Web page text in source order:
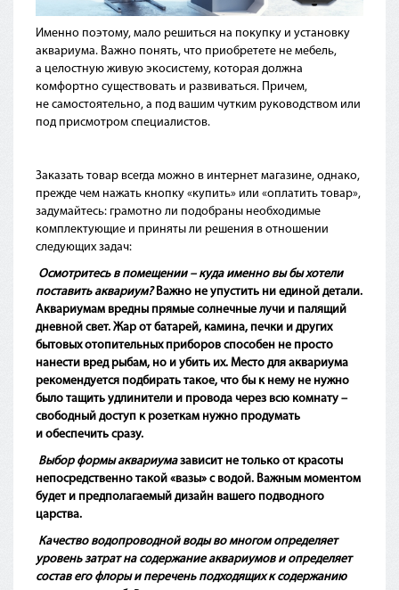
Именно поэтому, мало решиться на покупку и установку
аквариума. Важно понять, что приобретете не мебель,
а целостную живую экосистему, которая должна
комфортно существовать и развиваться. Причем,
не самостоятельно, а под вашим чутким руководством или
под присмотром специалистов.
Заказать товар всегда можно в интернет магазине, однако,
прежде чем нажать кнопку «купить» или «оплатить товар»,
задумайтесь: грамотно ли подобраны необходимые
комплектующие и приняты ли решения в отношении
следующих задач:
Осмотритесь в помещении – куда именно вы бы хотели
поставить аквариум?Важно не упустить ни единой детали.
Аквариумам вредны прямые солнечные лучи и палящий
дневной свет. Жар от батарей, камина, печки и других
бытовых отопительных приборов способен не просто
нанести вред рыбам, но и убить их. Место для аквариума
рекомендуется подбирать такое, что бы к нему не нужно
было тащить удлинители и провода через всю комнату –
свободный доступ к розеткам нужно продумать
и обеспечить сразу.
Выбор формы аквариумазависит не только от красоты
непосредственно такой «вазы» с водой. Важным моментом
будет и предполагаемый дизайн вашего подводного
царства.
Качество водопроводной воды во многом определяет
уровень затрат на содержание аквариумов и определяет
состав его флоры и перечень подходящих к содержанию